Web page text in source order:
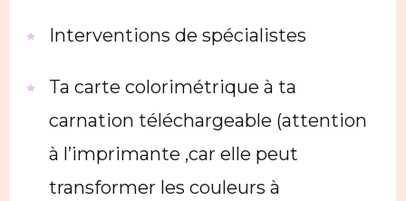
Interventions de spécialistes
Ta carte colorimétrique à ta
carnation téléchargeable (attention
à l’imprimante ,car elle peut
transformer les couleurs à